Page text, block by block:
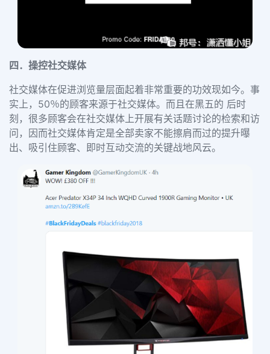
四． 操控社交媒体
社交媒体在促进浏览量层面起着非常重要的功效现如今。事
实上， 50％的顾客来源于社交媒体。而且在黑五的 后时
刻，很多顾客会在社交媒体上开展有关话题讨论的检索和访
问，因而社交媒体肯定是全部卖家不能擦肩而过的提升曝
出、吸引住顾客、即时互动交流的关键战地风云。